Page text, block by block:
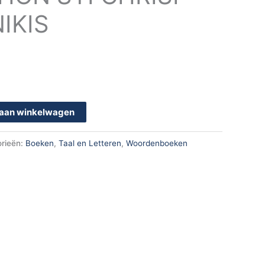
winkelwagen
Boeken, Taal en Letteren, Woordenboeken